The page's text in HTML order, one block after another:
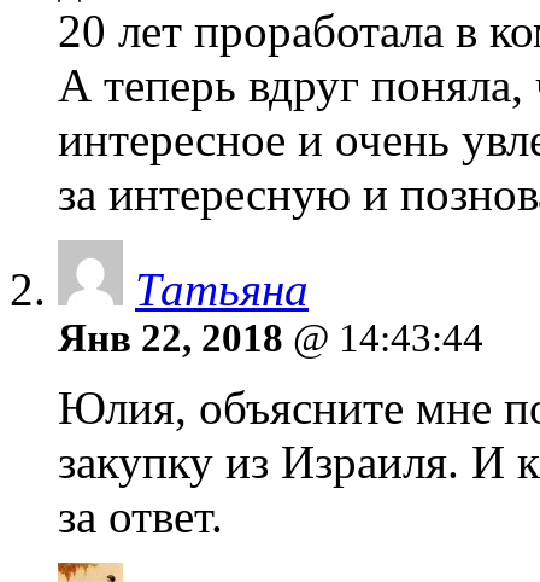
20 лет проработала в
А теперь вдруг
интересное и очень
за интересную и
Татьяна
Янв 22, 2018 @ 14:43:44
Юлия, объясните мне
закупку из Израиля. И
за ответ.